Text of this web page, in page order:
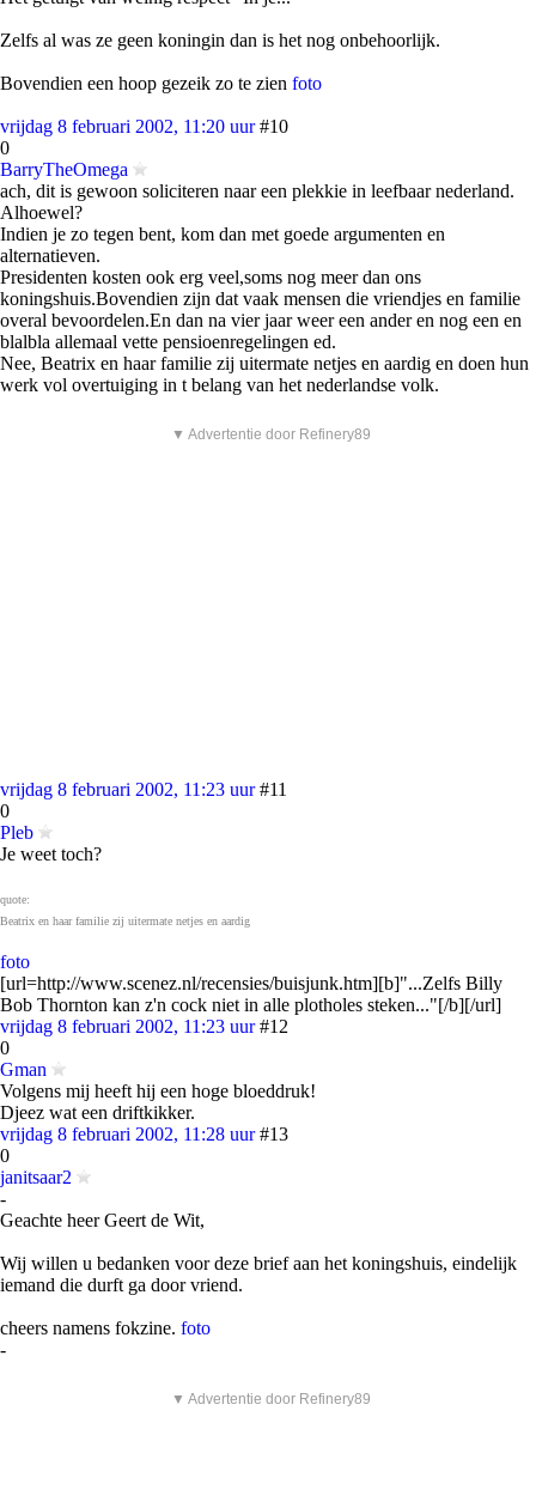
Zelfs al was ze geen koningin dan is het nog onbehoorlijk.
Bovendien een hoop gezeik zo te zien foto
vrijdag 8 februari 2002, 11:20 uur #10
0
BarryTheOmega
ach, dit is gewoon soliciteren naar een plekkie in leefbaar nederland.
Alhoewel?
Indien je zo tegen bent, kom dan met goede argumenten en
alternatieven.
Presidenten kosten ook erg veel,soms nog meer dan ons
koningshuis.Bovendien zijn dat vaak mensen die vriendjes en familie
overal bevoordelen.En dan na vier jaar weer een ander en nog een en
blalbla allemaal vette pensioenregelingen ed.
Nee, Beatrix en haar familie zij uitermate netjes en aardig en doen hun
werk vol overtuiging in t belang van het nederlandse volk.
▼ Advertentie door Refinery89
vrijdag 8 februari 2002, 11:23 uur #11
0
Pleb
Je weet toch?
quote:
Beatrix en haar familie zij uitermate netjes en aardig
foto
[url=http://www.scenez.nl/recensies/buisjunk.htm][b]"...Zelfs Billy
Bob Thornton kan z'n cock niet in alle plotholes steken..."[/b][/url]
vrijdag 8 februari 2002, 11:23 uur #12
0
Gman
Volgens mij heeft hij een hoge bloeddruk!
Djeez wat een driftkikker.
vrijdag 8 februari 2002, 11:28 uur #13
0
janitsaar2
-
Geachte heer Geert de Wit,
Wij willen u bedanken voor deze brief aan het koningshuis, eindelijk
iemand die durft ga door vriend.
cheers namens fokzine. foto
-
▼ Advertentie door Refinery89